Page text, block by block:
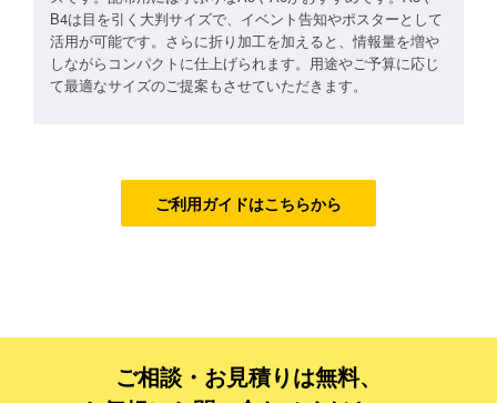
ジャンルで探す
販売・ショップ・サービス
観光・旅行会社・ホテル・旅館
学校・塾・習い事
その他
B4は目を引く大判サイズで、イベント告知やポスターとして
活用が可能です。さらに折り加工を加えると、情報量を増や
しながらコンパクトに仕上げられます。用途やご予算に応じ
て最適なサイズのご提案もさせていただきます。
ご利用ガイドはこちらから
ご相談・お見積りは無料、